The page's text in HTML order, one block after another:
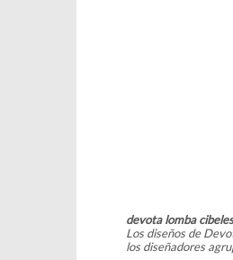
devota lomba cibeles
Los diseños de
los diseñadores